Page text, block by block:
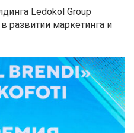
Ledokol Group
развитии маркетинга и